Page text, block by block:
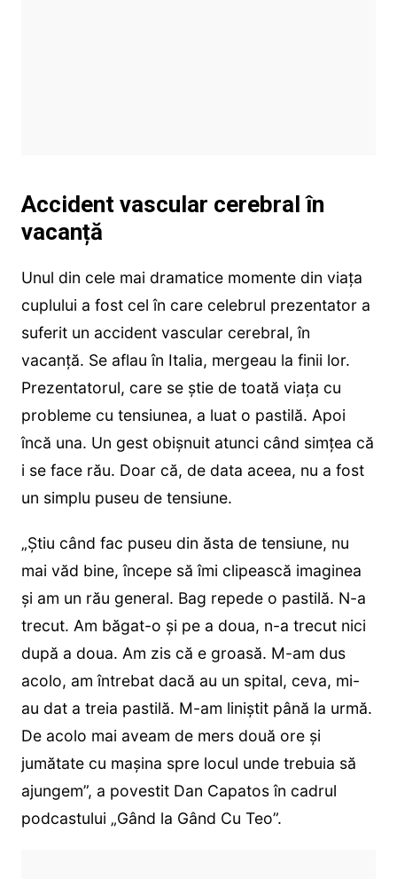
Accident vascular cerebral în
vacanță
Unul din cele mai dramatice momente din viața
cuplului a fost cel în care celebrul prezentator a
suferit un accident vascular cerebral, în
vacanță. Se aflau în Italia, mergeau la finii lor.
Prezentatorul, care se știe de toată viața cu
probleme cu tensiunea, a luat o pastilă. Apoi
încă una. Un gest obișnuit atunci când simțea că
i se face rău. Doar că, de data aceea, nu a fost
un simplu puseu de tensiune.
„Știu când fac puseu din ăsta de tensiune, nu
mai văd bine, începe să îmi clipească imaginea
și am un rău general. Bag repede o pastilă. N-a
trecut. Am băgat-o și pe a doua, n-a trecut nici
după a doua. Am zis că e groasă. M-am dus
acolo, am întrebat dacă au un spital, ceva, mi-
au dat a treia pastilă. M-am liniștit până la urmă.
De acolo mai aveam de mers două ore și
jumătate cu mașina spre locul unde trebuia să
ajungem”, a povestit Dan Capatos în cadrul
podcastului „Gând la Gând Cu Teo”.